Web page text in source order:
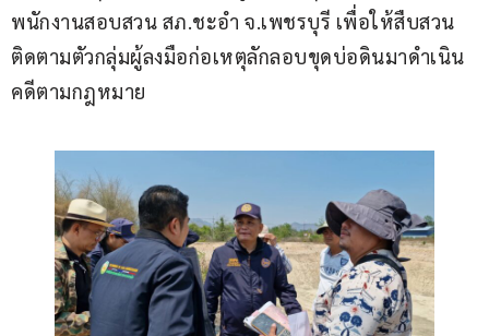
พนักงานสอบสวน สภ.ชะอำ จ.เพชรบุรี เพื่อให้สืบสวน
ติดตามตัวกลุ่มผู้ลงมือก่อเหตุลักลอบขุดบ่อดินมาดำเนิน
คดีตามกฎหมาย